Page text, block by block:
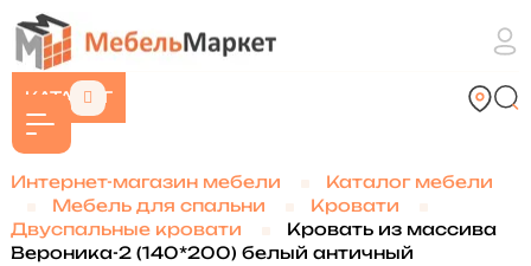
КАТАЛОГ
Интернет-магазин мебели
Каталог мебели
Мебель для спальни
Кровати
Двуспальные кровати
Кровать из массива
Вероника-2 (140*200) белый античный